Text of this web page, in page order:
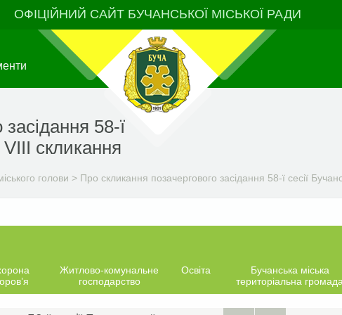
ОФІЦІЙНИЙ САЙТ БУЧАНСЬКОЇ МІСЬКОЇ РАДИ
58-ї
VIIІ скликання
голови > Про скликання позачергового засідання 58-ї сесії
Житлово-комунальне
господарство
Освіта
Бучанська міська
територіальна громада